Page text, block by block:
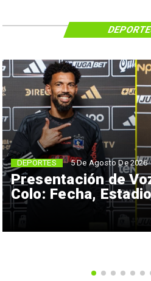
Presentación de
Colo: Fecha,
DEPORTES 5 De Agosto De 2026